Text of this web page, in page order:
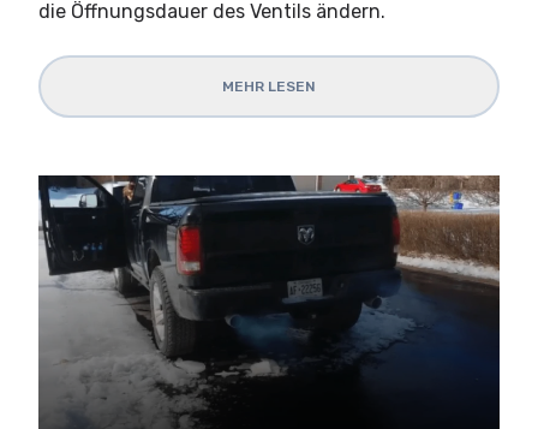
die Öffnungsdauer des Ventils ändern.
MEHR LESEN